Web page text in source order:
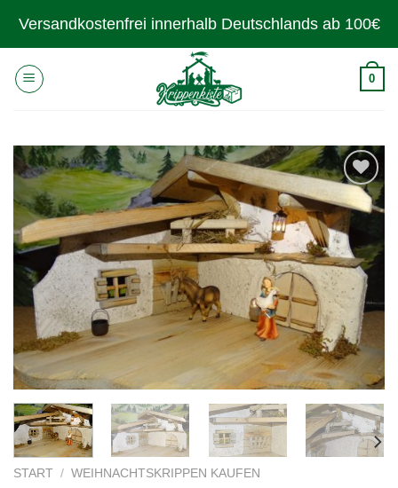
InhaltVersandkostenfrei innerhalb Deutschlands ab 100€
0
Zur
Wunschliste
hinzufügen
START / WEIHNACHTSKRIPPEN KAUFEN